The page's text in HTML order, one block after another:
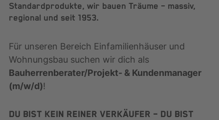
Standardprodukte, wir bauen Träume – massiv,
regional und seit 1953.
Für unseren Bereich Einfamilienhäuser und
Wohnungsbau suchen wir dich als
Bauherrenberater/Projekt- & Kundenmanager
(m/w/d)!
Du bist kein reiner Verkäufer – du bist